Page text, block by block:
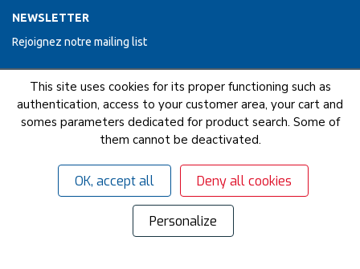
NEWSLETTER
Rejoignez notre mailing list
ENVOYER
NOUS FAISONS PARTIE DU RESEAU COFAQ
Mentions légales C.G.U
© 2018 - 2026 Gervais - Tous droits réservés. Gérer mes cookies
Site propulsé par Negocian.Cloud
This site uses cookies for its proper functioning such as
authentication, access to your customer area, your cart and
somes parameters dedicated for product search. Some of
them cannot be deactivated.
OK, accept all Deny all cookies
Personalize